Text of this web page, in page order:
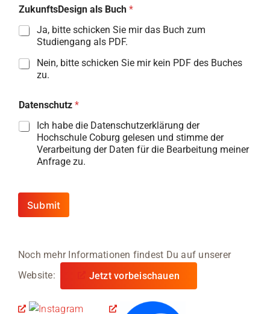
ZukunftsDesign als Buch *
Ja, bitte schicken Sie mir das Buch zum
Studiengang als PDF.
Nein, bitte schicken Sie mir kein PDF des Buches
zu.
Datenschutz *
Ich habe die Datenschutzerklärung der
Hochschule Coburg gelesen und stimme der
Verarbeitung der Daten für die Bearbeitung meiner
Anfrage zu.
Submit
Noch mehr Informationen findest Du auf unserer
Website:
Jetzt vorbeischauen